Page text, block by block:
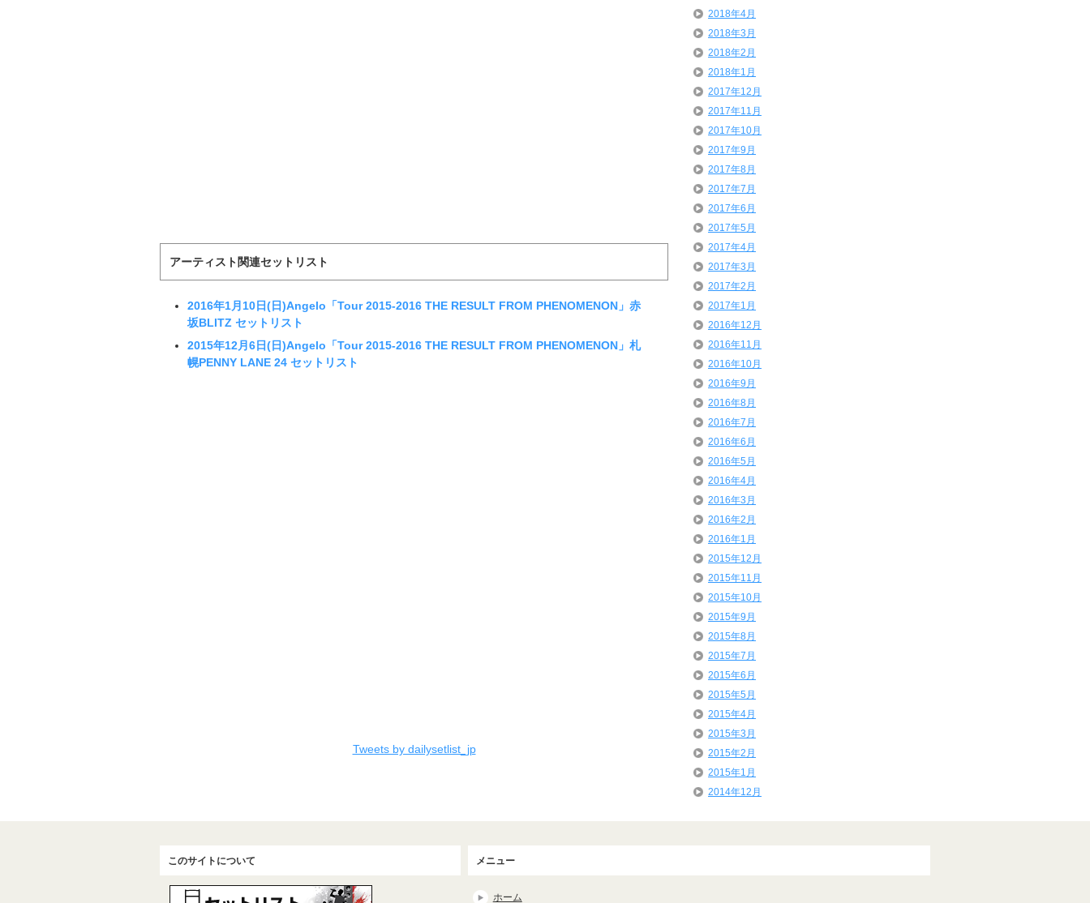
アーティスト関連セットリスト
2016年1月10日(日)Angelo「Tour 2015-2016 THE RESULT FROM PHENOMENON」赤
坂BLITZ セットリスト
2015年12月6日(日)Angelo「Tour 2015-2016 THE RESULT FROM PHENOMENON」札
幌PENNY LANE 24 セットリスト
Tweets by dailysetlist_jp
2018年4月
2018年3月
2018年2月
2018年1月
2017年12月
2017年11月
2017年10月
2017年9月
2017年8月
2017年7月
2017年6月
2017年5月
2017年4月
2017年3月
2017年2月
2017年1月
2016年12月
2016年11月
2016年10月
2016年9月
2016年8月
2016年7月
2016年6月
2016年5月
2016年4月
2016年3月
2016年2月
2016年1月
2015年12月
2015年11月
2015年10月
2015年9月
2015年8月
2015年7月
2015年6月
2015年5月
2015年4月
2015年3月
2015年2月
2015年1月
2014年12月
このサイトについて メニュー
ホーム